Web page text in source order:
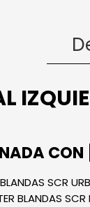
SCR
BLANDAS SCR